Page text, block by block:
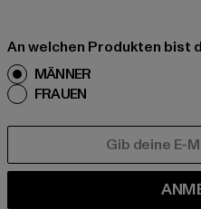
An welchen Produkten bist
MÄNNER
FRAUEN